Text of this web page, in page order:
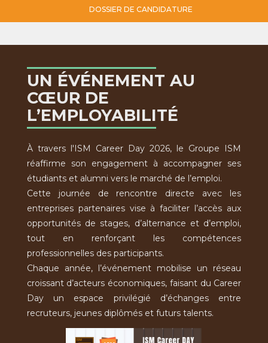
DOSSIER DE CANDIDATURE
UN ÉVÉNEMENT AU
CŒUR DE
L’EMPLOYABILITÉ
À travers l'ISM Career Day 2026, le Groupe ISM
réaffirme son engagement à accompagner ses
étudiants et alumni vers le marché de l’emploi.
Cette journée de rencontre directe avec les
entreprises partenaires vise à faciliter l’accès aux
opportunités de stages, d’alternance et d’emploi,
tout en renforçant les compétences
professionnelles des participants.
Chaque année, l’événement mobilise un réseau
croissant d’acteurs économiques, faisant du Career
Day un espace privilégié d’échanges entre
recruteurs, jeunes diplômés et futurs talents.